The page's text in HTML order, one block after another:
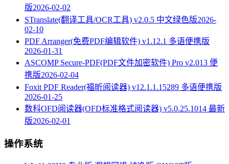
版2026-02-02
STranslate(翻译工具/OCR工具) v2.0.5 中文绿色版2026-
02-10
PDF Arranger(免费PDF编辑软件) v1.12.1 多语便携版
2026-01-31
ASCOMP Secure-PDF(PDF文件加密软件) Pro v2.013 便
携版2026-02-04
Foxit PDF Reader(福昕阅读器) v12.1.1.15289 多语便携版
2026-01-25
数科OFD阅读器(OFD标准格式阅读器) v5.0.25.1014 最新
版2026-02-01
操作系统